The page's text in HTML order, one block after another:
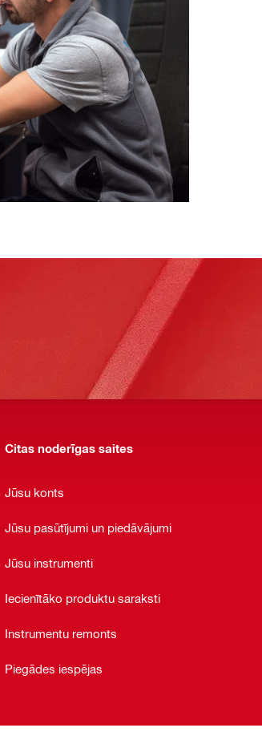
Citas noderīgas saites
Jūsu konts
Jūsu pasūtījumi un piedāvājumi
Jūsu instrumenti
Iecienītāko produktu saraksti
Instrumentu remonts
Piegādes iespējas